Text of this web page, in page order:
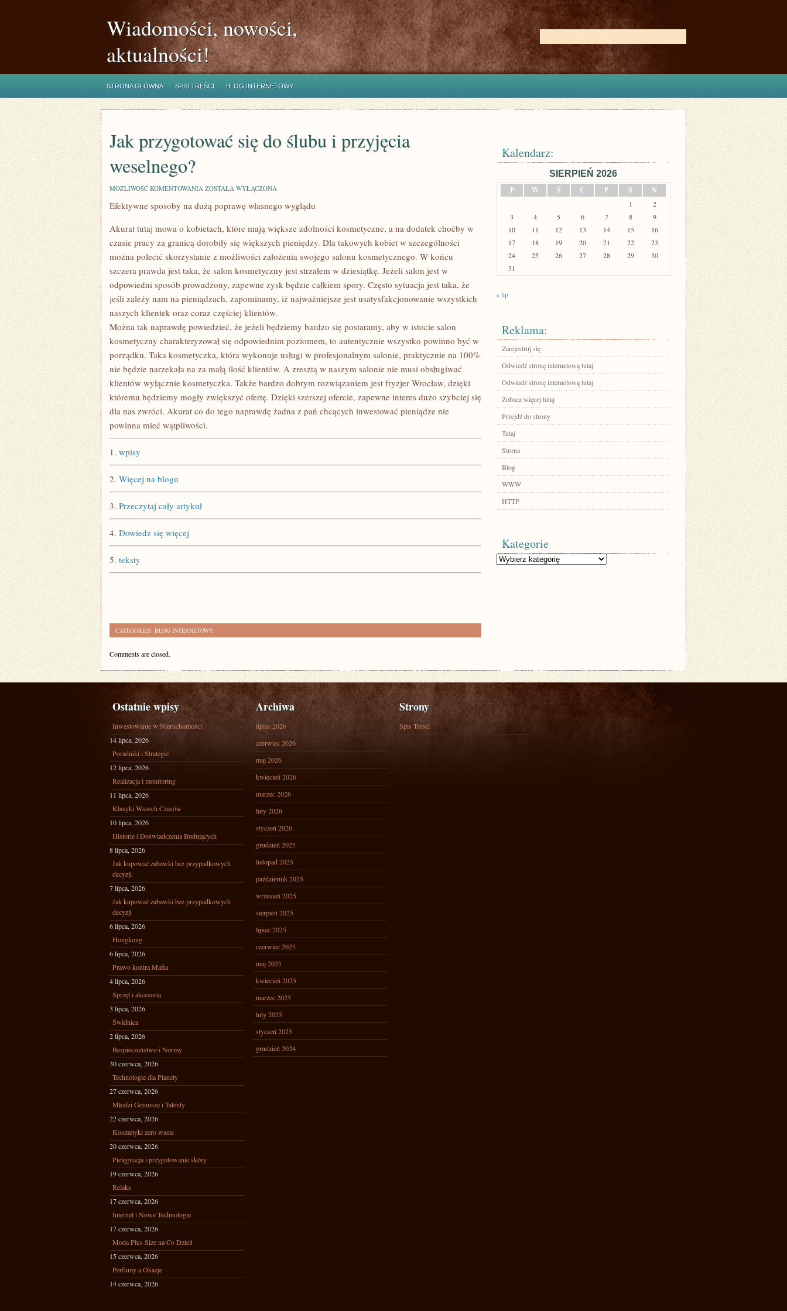
Wiadomości, nowości,
aktualności!
STRONA GŁÓWNA SPIS TREŚCI BLOG INTERNETOWY
Jak przygotować się do ślubu i przyjęcia
weselnego?
MOŻLIWOŚĆ KOMENTOWANIA JAK
SIĘ
DO
I
PRZYJĘCIA
WESELNEGO?
ZOSTAŁA WYŁĄCZONA
Efektywne sposoby na dużą poprawę własnego wyglądu
Akurat tutaj mowa o kobietach, które mają większe zdolności kosmetyczne, a na dodatek choćby w
czasie pracy za granicą dorobiły się większych pieniędzy. Dla takowych kobiet w szczególności
można polecić skorzystanie z możliwości założenia swojego salonu kosmetycznego. W końcu
szczera prawda jest taka, że salon kosmetyczny jest strzałem w dziesiątkę. Jeżeli salon jest w
odpowiedni sposób prowadzony, zapewne zysk będzie całkiem spory. Często sytuacja jest taka, że
jeśli zależy nam na pieniądzach, zapominamy, iż najważniejsze jest usatysfakcjonowanie wszystkich
naszych klientek oraz coraz częściej klientów.
Można tak naprawdę powiedzieć, że jeżeli będziemy bardzo się postaramy, aby w istocie salon
kosmetyczny charakteryzował się odpowiednim poziomem, to autentycznie wszystko powinno być w
porządku. Taka kosmetyczka, która wykonuje usługi w profesjonalnym salonie, praktycznie na 100%
nie będzie narzekała na za małą ilość klientów. A zresztą w naszym salonie nie musi obsługiwać
klientów wyłącznie kosmetyczka. Także bardzo dobrym rozwiązaniem jest fryzjer Wrocław, dzięki
któremu będziemy mogły zwiększyć ofertę. Dzięki szerszej ofercie, zapewne interes dużo szybciej się
dla nas zwróci. Akurat co do tego naprawdę żadna z pań chcących inwestować pieniądze nie
powinna mieć wątpliwości.
1. wpisy
2. Więcej na blogu
3. Przeczytaj cały artykuł
4. Dowiedz się więcej
5. teksty
CATEGORIES: BLOG INTERNETOWY
Comments are closed.
Kalendarz:
SIERPIEŃ 2026
P
W Ś C P S N
1
2
3
4 5 6 7 8
9
10
11 12 13 14 15
16
17
18 19 20 21 22
23
24
25 26 27 28 29
30
31
« lip
Reklama:
Zarejestruj się
Odwiedź stronę internetową tutaj
Odwiedź stronę internetową tutaj
Zobacz więcej tutaj
Przejdź do strony
Tutaj
Strona
Blog
WWW
HTTP
Kategorie
Kategorie
Ostatnie wpisy
Inwestowanie w Nieruchomości
14 lipca, 2026
Poradniki i Strategie
12 lipca, 2026
Realizacja i monitoring
11 lipca, 2026
Klasyki Wszech Czasów
10 lipca, 2026
Historie i Doświadczenia Budujących
8 lipca, 2026
Jak kupować zabawki bez przypadkowych
decyzji
7 lipca, 2026
Jak kupować zabawki bez przypadkowych
decyzji
6 lipca, 2026
Hongkong
6 lipca, 2026
Prawo kontra Mafia
4 lipca, 2026
Sprzęt i akcesoria
3 lipca, 2026
Świdnica
2 lipca, 2026
Bezpieczeństwo i Normy
30 czerwca, 2026
Technologie dla Planety
27 czerwca, 2026
Młodzi Geniusze i Talenty
22 czerwca, 2026
Kosmetyki zero waste
20 czerwca, 2026
Pielęgnacja i przygotowanie skóry
19 czerwca, 2026
Relaks
17 czerwca, 2026
Internet i Nowe Technologie
17 czerwca, 2026
Moda Plus Size na Co Dzień
15 czerwca, 2026
Perfumy a Okazje
14 czerwca, 2026
Archiwa
lipiec 2026
czerwiec 2026
maj 2026
kwiecień 2026
marzec 2026
luty 2026
styczeń 2026
grudzień 2025
listopad 2025
październik 2025
wrzesień 2025
sierpień 2025
lipiec 2025
czerwiec 2025
maj 2025
kwiecień 2025
marzec 2025
luty 2025
styczeń 2025
grudzień 2024
Strony
Spis Treści